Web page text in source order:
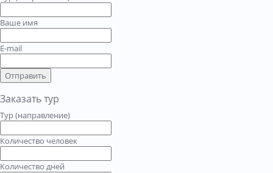
Ваше имя
E-mail
Отправить
Заказать тур
Тур (направление)
Количество человек
Количество дней